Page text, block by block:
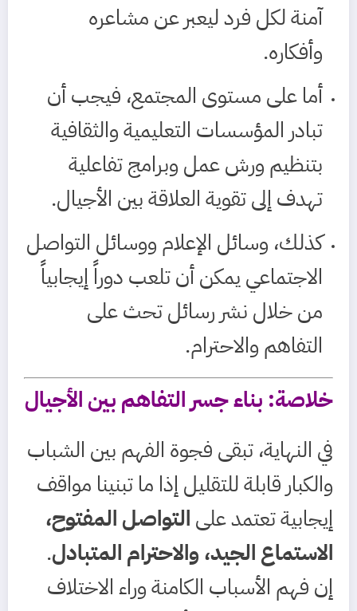
آمنة لكل فرد ليعبر عن مشاعره
وأفكاره.
أما على مستوى المجتمع، فيجب أن
تبادر المؤسسات التعليمية والثقافية
بتنظيم ورش عمل وبرامج تفاعلية
تهدف إلى تقوية العلاقة بين الأجيال.
كذلك، وسائل الإعلام ووسائل التواصل
الاجتماعي يمكن أن تلعب دوراً إيجابياً
من خلال نشر رسائل تحث على
التفاهم والاحترام.
خلاصة: بناء جسر التفاهم بين الأجيال
في النهاية، تبقى فجوة الفهم بين الشباب
والكبار قابلة للتقليل إذا ما تبنينا مواقف
إيجابية تعتمد على التواصل المفتوح،
الاستماع الجيد، والاحترام المتبادل.
إن فهم الأسباب الكامنة وراء الاختلاف